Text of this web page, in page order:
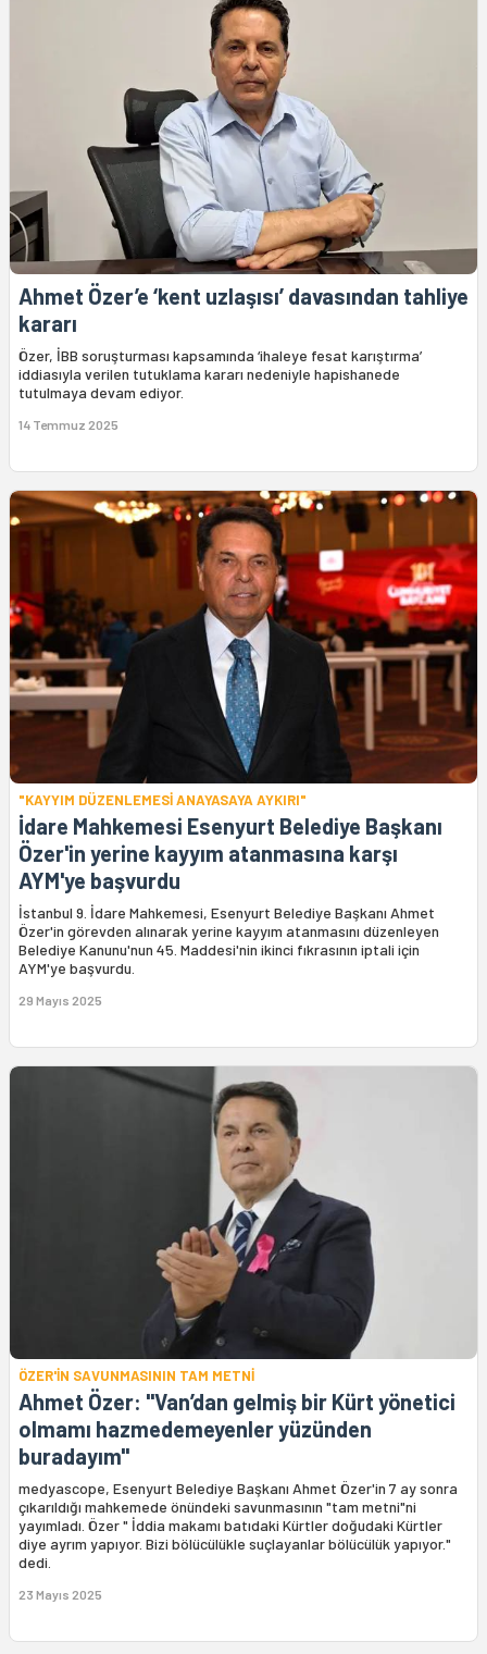
Ahmet Özer’e ‘kent uzlaşısı’ davasından tahliye
kararı
Özer, İBB soruşturması kapsamında ‘ihaleye fesat karıştırma’
iddiasıyla verilen tutuklama kararı nedeniyle hapishanede
tutulmaya devam ediyor.
14 Temmuz 2025
"KAYYIM DÜZENLEMESİ ANAYASAYA AYKIRI"
İdare Mahkemesi Esenyurt Belediye Başkanı
Özer'in yerine kayyım atanmasına karşı
AYM'ye başvurdu
İstanbul 9. İdare Mahkemesi, Esenyurt Belediye Başkanı Ahmet
Özer'in görevden alınarak yerine kayyım atanmasını düzenleyen
Belediye Kanunu'nun 45. Maddesi'nin ikinci fıkrasının iptali için
AYM'ye başvurdu.
29 Mayıs 2025
ÖZER'İN SAVUNMASININ TAM METNİ
Ahmet Özer: "Van’dan gelmiş bir Kürt yönetici
olmamı hazmedemeyenler yüzünden
buradayım"
medyascope, Esenyurt Belediye Başkanı Ahmet Özer'in 7 ay sonra
çıkarıldığı mahkemede önündeki savunmasının "tam metni"ni
yayımladı. Özer " İddia makamı batıdaki Kürtler doğudaki Kürtler
diye ayrım yapıyor. Bizi bölücülükle suçlayanlar bölücülük yapıyor."
dedi.
23 Mayıs 2025